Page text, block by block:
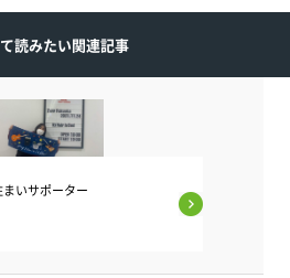
読みたい関連記事
いサポーター